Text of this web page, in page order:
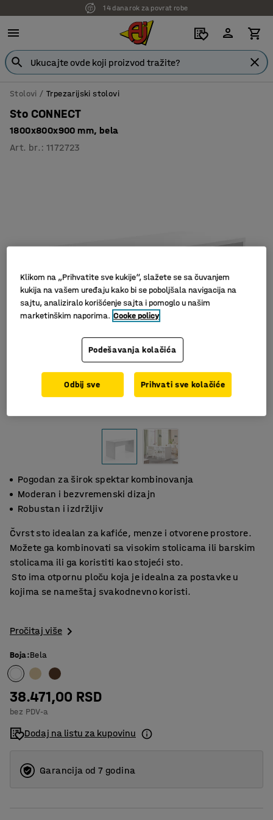
14 dana rok za povrat robe
7 godina garancije
Stolovi Trpezarijski stolovi
Sto CONNECT
1800x800x900 mm, bela
Art. br. :1172723
Pogodan za širok spektar kombinovanja
Moderan i bezvremenski dizajn
Robustan i izdržljiv
Čvrst sto idealan za kafiće, menze i otvorene prostore.
Možete ga kombinovati sa visokim stolicama ili barskim
stolicama ili ga koristiti kao stojeći sto.
​ Sto ima otpornu ploču koja je idealna za postavke u
kojima se nameštaj svakodnevno koristi.
Pročitaj više
Boja:Bela
38.471,00 RSD
bez PDV-a
Dodaj na listu za kupovinu
Garancija od 7 godina
Klikom na „Prihvatite sve kukije“, slažete se sa čuvanjem
kukija na vašem uređaju kako bi se poboljšala navigacija na
sajtu, analiziralo korišćenje sajta i pomoglo u našim
marketinškim naporima. Cooke policy
Podešavanja kolačića
Odbij sve Prihvati sve kolačiće